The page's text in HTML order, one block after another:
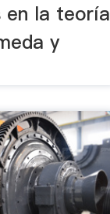
en la teoría
y